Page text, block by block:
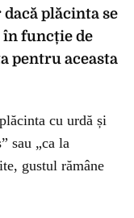
plăcinta se
în funcție de
pentru aceasta
cu urdă și
sau „ca la
gustul rămâne